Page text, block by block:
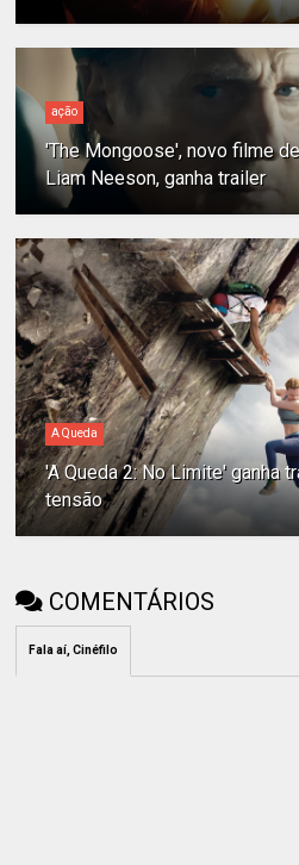
ação
'The Mongoose', novo filme
Liam Neeson, ganha trailer
A Queda
'A Queda 2: No Limite' ganha
tensão
COMENTÁRIOS
Fala aí, Cinéfilo